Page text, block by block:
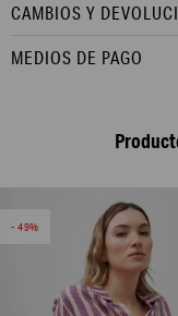
CAMBIOS Y
MEDIOS DE PAGO
49